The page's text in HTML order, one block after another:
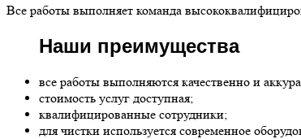
Все работы выполняет команда
Наши преимущества
все работы выполняются качественно и
стоимость услуг доступная;
квалифицированные сотрудники;
для чистки используется современное